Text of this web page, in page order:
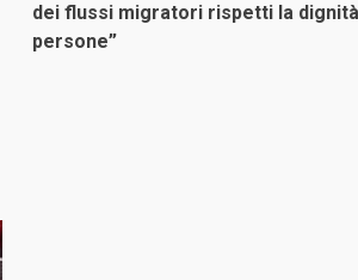
dei flussi migratori rispetti la
persone”